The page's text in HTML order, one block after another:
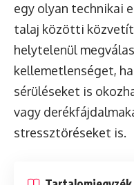
egy olyan technikai
talaj közötti
helytelenül
kellemetlenséget,
sérüléseket is
vagy
stressztöréseket is.